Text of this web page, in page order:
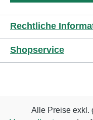
Rechtliche
Shopservice
Alle Preise exkl.